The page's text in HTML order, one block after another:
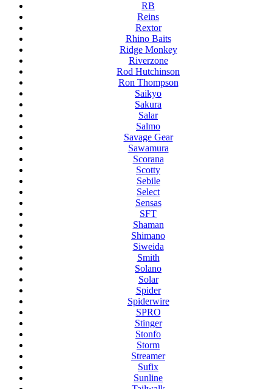
RB
Reins
Rextor
Rhino Baits
Ridge Monkey
Riverzone
Rod Hutchinson
Ron Thompson
Saikyo
Sakura
Salar
Salmo
Savage Gear
Sawamura
Scorana
Scotty
Sebile
Select
Sensas
SFT
Shaman
Shimano
Siweida
Smith
Solano
Solar
Spider
Spiderwire
SPRO
Stinger
Stonfo
Storm
Streamer
Sufix
Sunline